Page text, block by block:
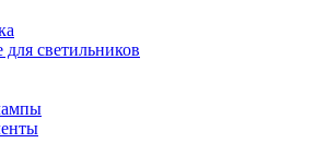
светильников